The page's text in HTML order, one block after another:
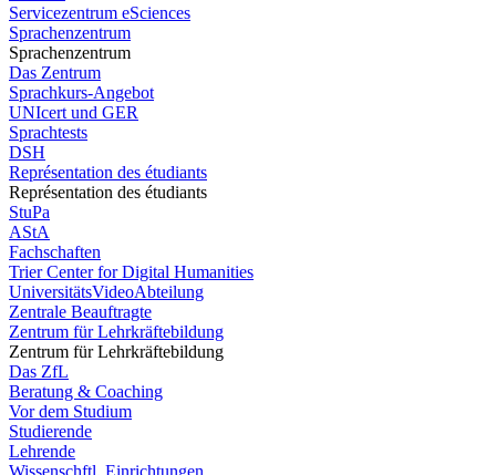
Servicezentrum eSciences
Sprachenzentrum
Sprachenzentrum
Das Zentrum
Sprachkurs-Angebot
UNIcert und GER
Sprachtests
DSH
Représentation des étudiants
Représentation des étudiants
StuPa
AStA
Fachschaften
Trier Center for Digital Humanities
UniversitätsVideoAbteilung
Zentrale Beauftragte
Zentrum für Lehrkräftebildung
Zentrum für Lehrkräftebildung
Das ZfL
Beratung & Coaching
Vor dem Studium
Studierende
Lehrende
Wissenschftl. Einrichtungen